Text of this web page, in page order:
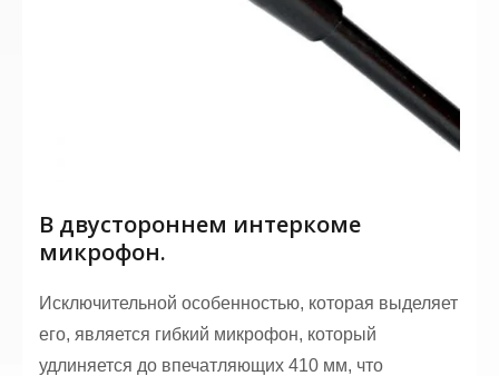
В двустороннем интеркоме
микрофон.
Исключительной особенностью, которая выделяет
его, является гибкий микрофон, который
удлиняется до впечатляющих 410 мм, что